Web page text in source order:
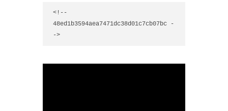
<!--
48ed1b3594aea7471dc38d01c7cb07bc -
->